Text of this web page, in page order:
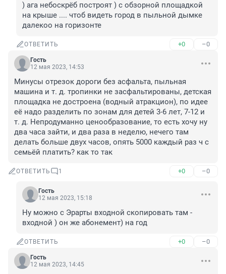
) ага небоскрёб построят ) с обзорной площадкой
на крыше .... чтоб видеть город в пыльной дымке
далекоо на горизонте
ОТВЕТИТЬ +0 –0
Гость
12 мая 2023, 14:53
Минусы отрезок дороги без асфальта, пыльная
машина и т. д. тропинки не засфальтированы, детская
площадка не достроена (водный атракцион), по идее
её надо разделить по зонам для детей 3-6 лет, 7-12 и
т. д. Непродуманно ценообразование, то есть хочу ну
два часа зайти, и два раза в неделю, нечего там
делать больше двух часов, опять 5000 каждый раз ч с
семьёй платить? как то так
ОТВЕТИТЬ 1 +0 –0
Гость
12 мая 2023, 15:18
Ну можно с Эрарты входной скопировать там -
входной ) он же абонемент) на год
ОТВЕТИТЬ +0 –0
Гость
12 мая 2023, 14:45